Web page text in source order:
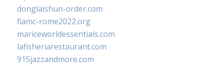
donglaishun-order.com
fiamc-rome2022.org
mariceworldessentials.com
lafisheriarestaurant.com
915jazzandmore.com